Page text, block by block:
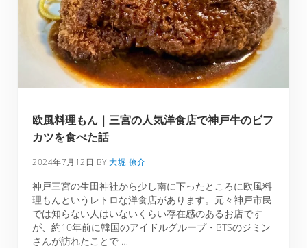
欧風料理もん｜三宮の人気洋食店で神戸牛のビフ
カツを食べた話
2024年7月12日 BY大堀 僚介
神戸三宮の生田神社から少し南に下ったところに欧風料
理もんというレトロな洋食店があります。元々神戸市民
では知らない人はいないくらい存在感のあるお店です
が、約10年前に韓国のアイドルグループ・BTSのジミン
さんが訪れたことで …